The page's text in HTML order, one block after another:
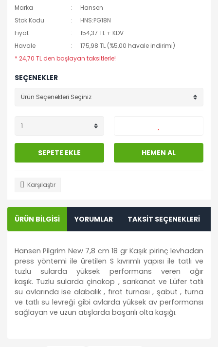
Marka
Hansen
Stok Kodu
HNS:PG18N
Fiyat
154,37 TL + KDV
Havale
175,98 TL (%5,00 havale indirimi)
* 24,70 TL den başlayan taksitlerle!
SEÇENEKLER
SEPETE EKLE HEMEN AL
Karşılaştır
ÜRÜN BİLGİSİ YORUMLAR TAKSİT SEÇENEKLERİ
Hansen Pilgrim New 7,8 cm 18 gr Kaşık pirinç levhadan
press yöntemi ile üretilen S kıvrımlı yapısı ile tatlı ve
tuzlu sularda yüksek performans veren ağır
kaşık. Tuzlu sularda çinakop , sarıkanat ve Lüfer tatlı
su avlarında ise alabalık , fırat turnası , şabut , turna
ve tatlı su levreği gibi avlarda yüksek av performansı
sağlayan ve uzun atışlarda başarılı olta kaşığı.